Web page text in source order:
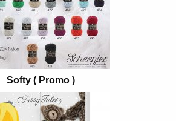
Softy ( Promo )